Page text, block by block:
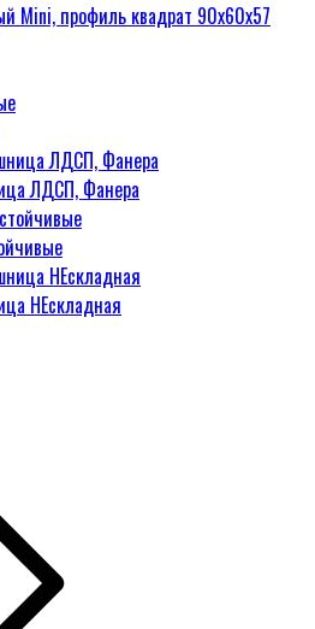
Mini, профиль квадрат 90х60х57
ЛДСП, Фанера
НЕскладная